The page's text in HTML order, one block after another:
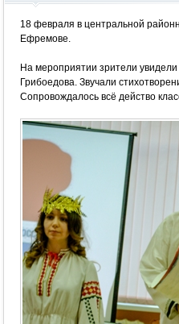
18 февраля в центральной
Ефремове.
На мероприятии зрители
Грибоедова. Звучали
Сопровождалось всё действо